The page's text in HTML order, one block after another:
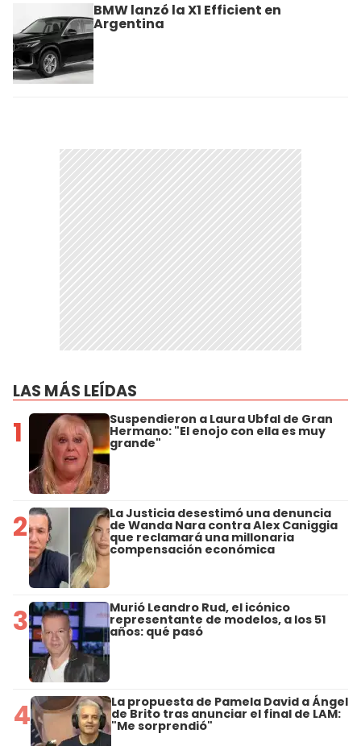
BMW lanzó la X1 Efficient en
Argentina
LAS MÁS LEÍDAS
1 Suspendieron a Laura Ubfal de Gran
Hermano: "El enojo con ella es muy
grande"
2 La Justicia desestimó una denuncia
de Wanda Nara contra Alex Caniggia
que reclamará una millonaria
compensación económica
3 Murió Leandro Rud, el icónico
representante de modelos, a los 51
años: qué pasó
4 La propuesta de Pamela David a Ángel
de Brito tras anunciar el final de LAM:
"Me sorprendió"